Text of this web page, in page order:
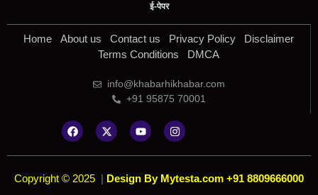
ई-पेपर
Home About us Contact us Privacy Policy
Disclaimer
Terms Conditions
DMCA
info@khabarhikhabar.com
+91 95875 70001
Copyright © 2025 | Design By Mytesta.com +91 8809666000